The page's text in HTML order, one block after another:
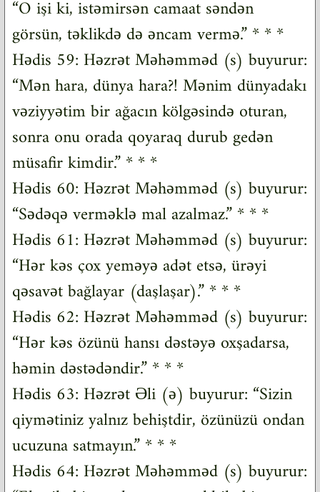
“O işi ki, istəmirsən camaat səndən
görsün, təklikdə də əncam vermə.” * * *
Hədis 59: Həzrət Məhəmməd (s) buyurur:
“Mən hara, dünya hara?! Mənim dünyadakı
vəziyyətim bir ağacın kölgəsində oturan,
sonra onu orada qoyaraq durub gedən
müsafir kimdir.” * * *
Hədis 60: Həzrət Məhəmməd (s) buyurur:
“Sədəqə verməklə mal azalmaz.” * * *
Hədis 61: Həzrət Məhəmməd (s) buyurur:
“Hər kəs çox yeməyə adət etsə, ürəyi
qəsavət bağlayar (daşlaşar).” * * *
Hədis 62: Həzrət Məhəmməd (s) buyurur:
“Hər kəs özünü hansı dəstəyə oxşadarsa,
həmin dəstədəndir.” * * *
Hədis 63: Həzrət Əli (ə) buyurur: “Sizin
qiymətiniz yalnız behiştdir, özünüzü ondan
ucuzuna satmayın.” * * *
Hədis 64: Həzrət Məhəmməd (s) buyurur: